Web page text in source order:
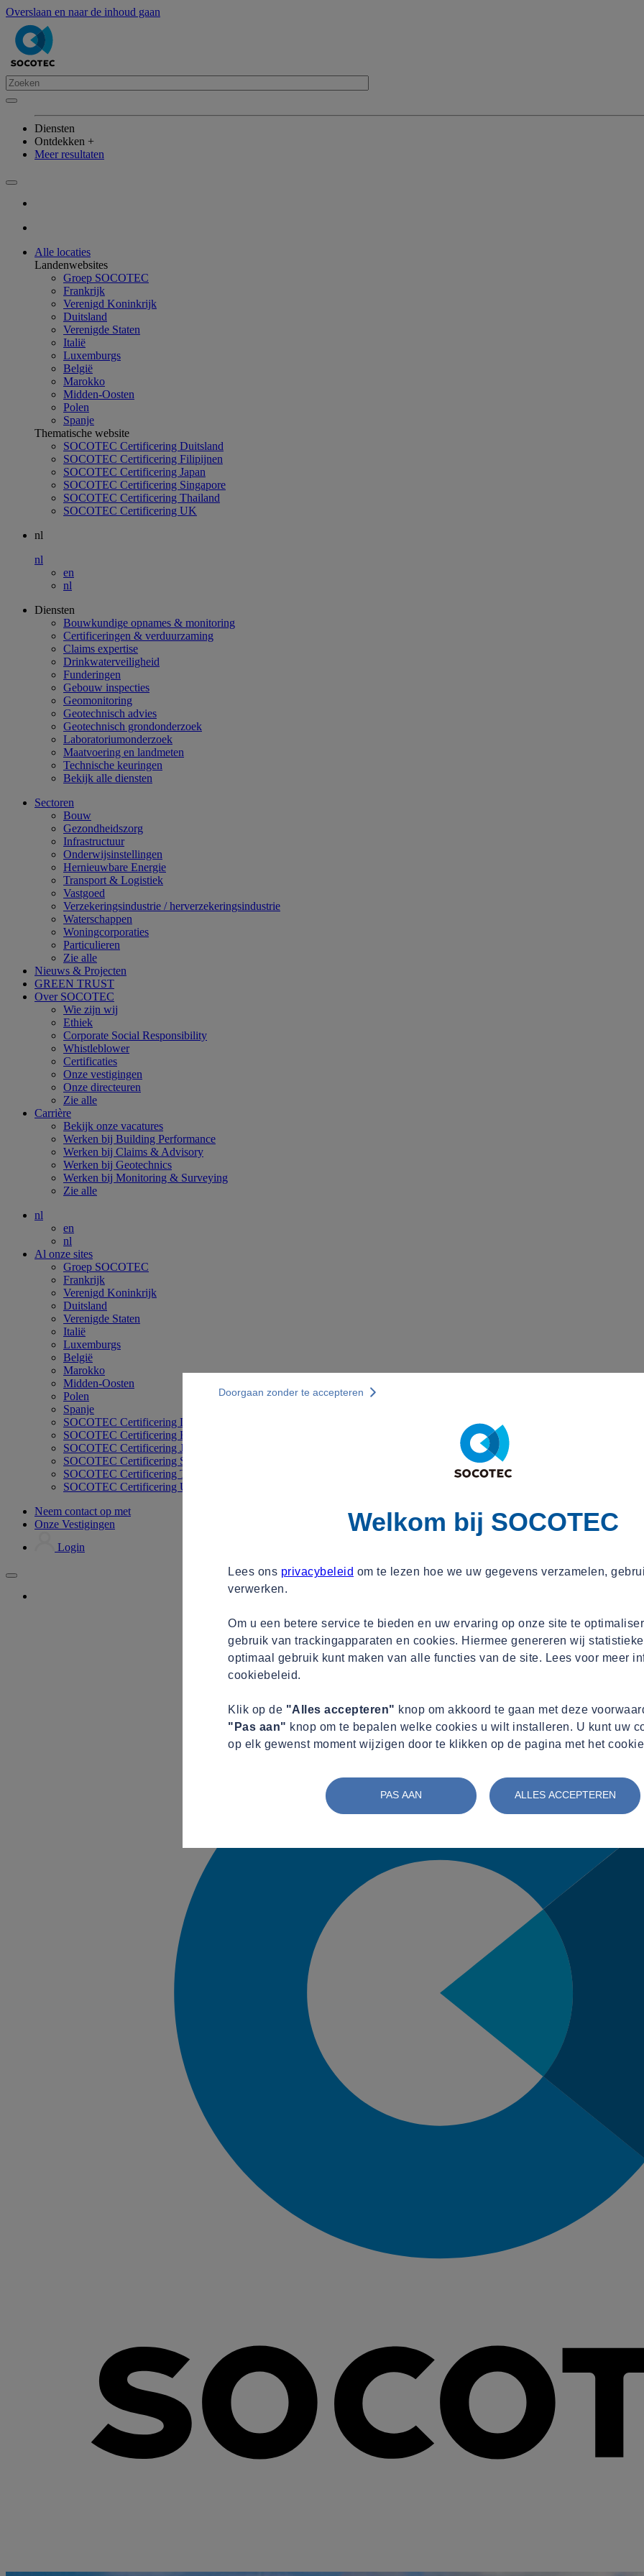
Overslaan en naar de inhoud gaan
Diensten
Ontdekken +
Meer resultaten
Alle locaties
Landenwebsites
Groep SOCOTEC
Frankrijk
Verenigd Koninkrijk
Duitsland
Verenigde Staten
Italië
Luxemburgs
België
Marokko
Midden-Oosten
Polen
Spanje
Thematische website
SOCOTEC Certificering Duitsland
SOCOTEC Certificering Filipijnen
SOCOTEC Certificering Japan
SOCOTEC Certificering Singapore
SOCOTEC Certificering Thailand
SOCOTEC Certificering UK
nl
nl
en
nl
Diensten
Bouwkundige opnames & monitoring
Certificeringen & verduurzaming
Claims expertise
Drinkwaterveiligheid
Funderingen
Gebouw inspecties
Geomonitoring
Geotechnisch advies
Geotechnisch grondonderzoek
Laboratoriumonderzoek
Maatvoering en landmeten
Technische keuringen
Bekijk alle diensten
Sectoren
Bouw
Gezondheidszorg
Infrastructuur
Onderwijsinstellingen
Hernieuwbare Energie
Transport & Logistiek
Vastgoed
Verzekeringsindustrie / herverzekeringsindustrie
Waterschappen
Woningcorporaties
Particulieren
Zie alle
Nieuws & Projecten
GREEN TRUST
Over SOCOTEC
Wie zijn wij
Ethiek
Corporate Social Responsibility
Whistleblower
Certificaties
Onze vestigingen
Onze directeuren
Zie alle
Carrière
Bekijk onze vacatures
Werken bij Building Performance
Werken bij Claims & Advisory
Werken bij Geotechnics
Werken bij Monitoring & Surveying
Zie alle
nl
en
nl
Al onze sites
Groep SOCOTEC
Frankrijk
Verenigd Koninkrijk
Duitsland
Verenigde Staten
Italië
Luxemburgs
België
Marokko
Midden-Oosten
Polen
Spanje
SOCOTEC Certificering Duitsland
SOCOTEC Certificering Filipijnen
SOCOTEC Certificering Japan
SOCOTEC Certificering Singapore
SOCOTEC Certificering Thailand
SOCOTEC Certificering UK
Neem contact op met
Onze Vestigingen
Login
Welkom bij SOCOTEC
Lees ons privacybeleid om te lezen hoe we uw gegevens verzamelen,
verwerken.
Om u een betere service te bieden en uw ervaring op onze site te
gebruik van trackingapparaten en cookies. Hiermee genereren wij
optimaal gebruik kunt maken van alle functies van de site. Lees voor meer
cookiebeleid.
Klik op de "Alles accepteren" knop om akkoord te gaan met deze
"Pas aan" knop om te bepalen welke cookies u wilt installeren. U kunt uw
op elk gewenst moment wijzigen door te klikken op de pagina met het
PAS AAN ALLES ACCEPTEREN
Doorgaan zonder te accepteren